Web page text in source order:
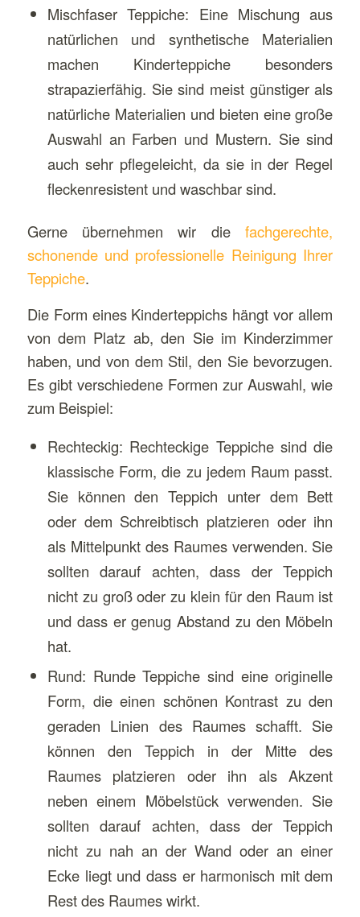
Mischfaser Teppiche: Eine Mischung aus
natürlichen und synthetische Materialien
machen Kinderteppiche besonders
strapazierfähig. Sie sind meist günstiger als
natürliche Materialien und bieten eine große
Auswahl an Farben und Mustern. Sie sind
auch sehr pflegeleicht, da sie in der Regel
fleckenresistent und waschbar sind.
Gerne übernehmen wir diefachgerechte,
schonende und professionelle Reinigung Ihrer
Teppiche.
Die Form eines Kinderteppichs hängt vor allem
von dem Platz ab, den Sie im Kinderzimmer
haben, und von dem Stil, den Sie bevorzugen.
Es gibt verschiedene Formen zur Auswahl, wie
zum Beispiel:
Rechteckig: Rechteckige Teppiche sind die
klassische Form, die zu jedem Raum passt.
Sie können den Teppich unter dem Bett
oder dem Schreibtisch platzieren oder ihn
als Mittelpunkt des Raumes verwenden. Sie
sollten darauf achten, dass der Teppich
nicht zu groß oder zu klein für den Raum ist
und dass er genug Abstand zu den Möbeln
hat.
Rund: Runde Teppiche sind eine originelle
Form, die einen schönen Kontrast zu den
geraden Linien des Raumes schafft. Sie
können den Teppich in der Mitte des
Raumes platzieren oder ihn als Akzent
neben einem Möbelstück verwenden. Sie
sollten darauf achten, dass der Teppich
nicht zu nah an der Wand oder an einer
Ecke liegt und dass er harmonisch mit dem
Rest des Raumes wirkt.